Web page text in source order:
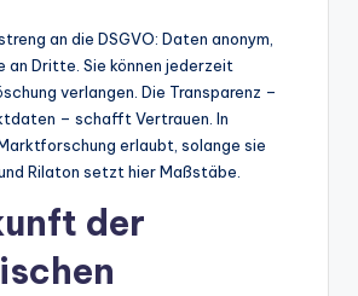
an die DSGVO: Daten anonym,
an Dritte. Sie können jederzeit
verlangen. Die Transparenz –
– schafft Vertrauen. In
erlaubt, solange sie
Rilaton setzt hier Maßstäbe.
der